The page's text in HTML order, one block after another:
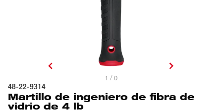
1 / 0
48-22-9314
Martillo de ingeniero de fibra de
vidrio de 4 lb